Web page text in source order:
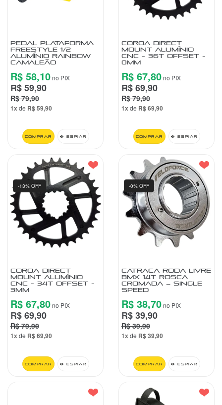
PEDAL PLATAFORMA
FREESTYLE 1/2
ALUMÍNIO RAINBOW
CAMALEÃO
R$ 58,10no PIX
R$ 59,90
R$ 79,90
1x de R$ 59,90
Comprar Espiar
COROA DIRECT
MOUNT ALUMÍNIO
CNC - 36T OFFSET -
0MM
R$ 67,80no PIX
R$ 69,90
R$ 79,90
1x de R$ 69,90
Comprar Espiar
COROA DIRECT
MOUNT ALUMÍNIO
CNC - 34T OFFSET -
3MM
-13% OFF
R$ 67,80no PIX
R$ 69,90
R$ 79,90
1x de R$ 69,90
Comprar Espiar
CATRACA RODA LIVRE
BMX 14T ROSCA
CROMADA – SINGLE
SPEED
-0% OFF
R$ 38,70no PIX
R$ 39,90
R$ 39,90
1x de R$ 39,90
Comprar Espiar